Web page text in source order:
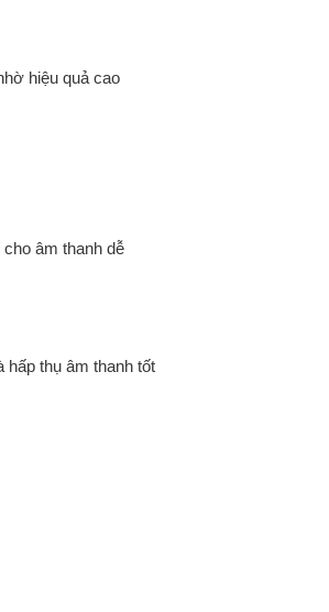
hiệu quả cao
âm thanh dễ
hấp thụ âm thanh tốt